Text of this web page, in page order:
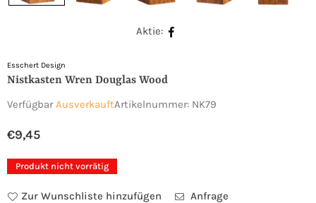
Aktie:
Esschert Design
Nistkasten Wren Douglas Wood
VerfügbarAusverkauftArtikelnummer: NK79
Normaler
Preis
€9,45
Produkt nicht vorrätig
Zur Wunschliste hinzufügen Anfrage